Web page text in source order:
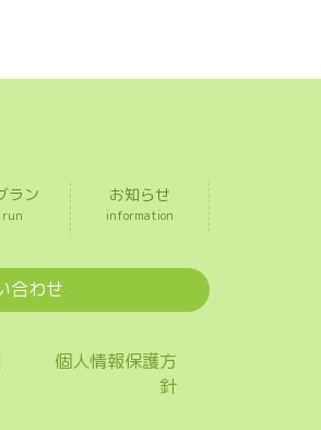
ラン
run
お知らせ
information
合わせ
個人情報保護方
針